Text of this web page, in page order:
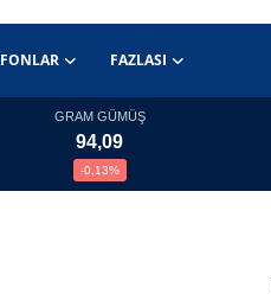
FONLAR FAZLASI
GRAM GÜMÜŞ
94,09
-0,13%